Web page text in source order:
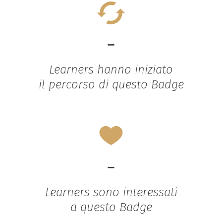
-
Learners hanno iniziato
il percorso di questo Badge
-
Learners sono interessati
a questo Badge